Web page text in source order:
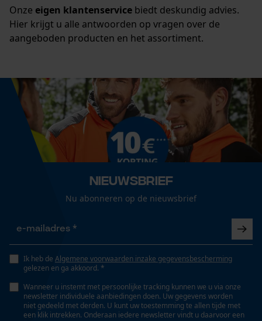
Onze eigen klantenservice biedt deskundig advies.
Hier krijgt u alle antwoorden op vragen over de
aangeboden producten en het assortiment.
Nieuwsbrief
Nu abonneren op de nieuwsbrief
Ik heb de Algemene voorwaarden inzake gegevensbescherming
gelezen en ga akkoord. *
Wanneer u instemt met persoonlijke tracking kunnen we u via onze
newsletter individuele aanbiedingen doen. Uw gegevens worden
niet gedeeld met derden. U kunt uw toestemming te allen tijde met
een klik intrekken. Onderaan iedere newsletter vindt u daarvoor een